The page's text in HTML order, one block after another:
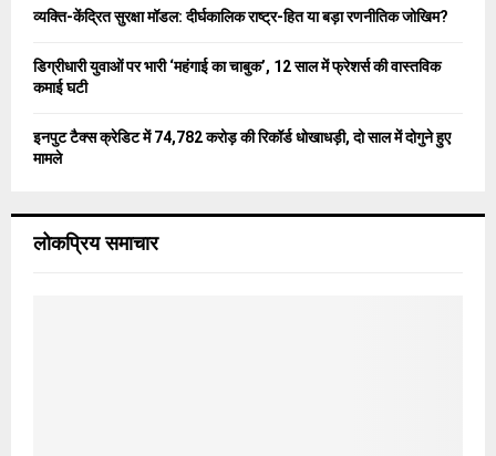
व्यक्ति-केंद्रित सुरक्षा मॉडल: दीर्घकालिक राष्ट्र-हित या बड़ा रणनीतिक जोखिम?
डिग्रीधारी युवाओं पर भारी ‘महंगाई का चाबुक’, 12 साल में फ्रेशर्स की वास्तविक
कमाई घटी
इनपुट टैक्स क्रेडिट में 74,782 करोड़ की रिकॉर्ड धोखाधड़ी, दो साल में दोगुने हुए
मामले
लोकप्रिय समाचार